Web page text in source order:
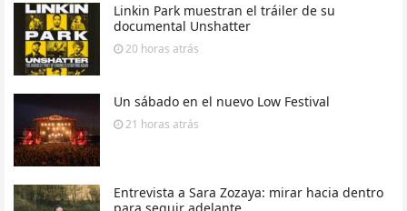
Linkin Park muestran el tráiler de su
documental Unshatter
20 horas atrás
Un sábado en el nuevo Low Festival
21 horas atrás
Entrevista a Sara Zozaya: mirar hacia dentro
para seguir adelante